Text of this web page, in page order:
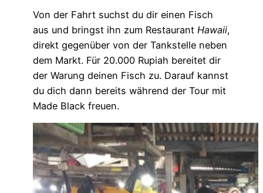
Von der Fahrt suchst du dir einen Fisch
aus und bringst ihn zum Restaurant Hawaii,
direkt gegenüber von der Tankstelle neben
dem Markt. Für 20.000 Rupiah bereitet dir
der Warung deinen Fisch zu. Darauf kannst
du dich dann bereits während der Tour mit
Made Black freuen.